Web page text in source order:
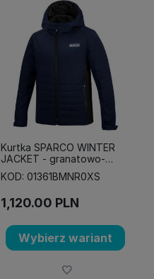
Kurtka SPARCO WINTER
JACKET - granatowo-
czarna
KOD: 01361BMNR0XS
1,120.00 PLN
Wybierz wariant